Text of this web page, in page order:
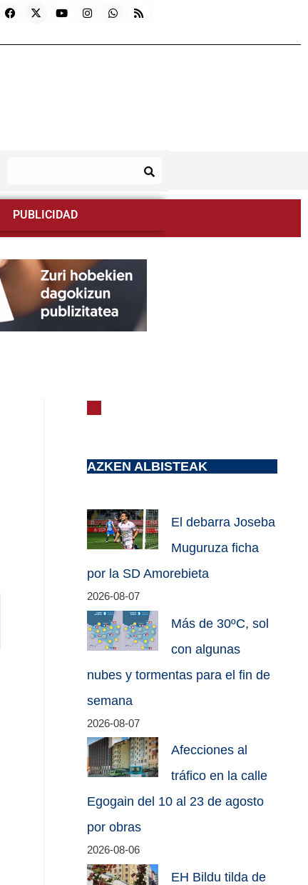
PUBLICIDAD
AZKEN ALBISTEAK
El debarra Joseba
Muguruza ficha
por la SD Amorebieta
2026-08-07
Más de 30ºC, sol
con algunas
nubes y tormentas para el fin de
semana
2026-08-07
Afecciones al
tráfico en la calle
Egogain del 10 al 23 de agosto
por obras
2026-08-06
EH Bildu tilda de